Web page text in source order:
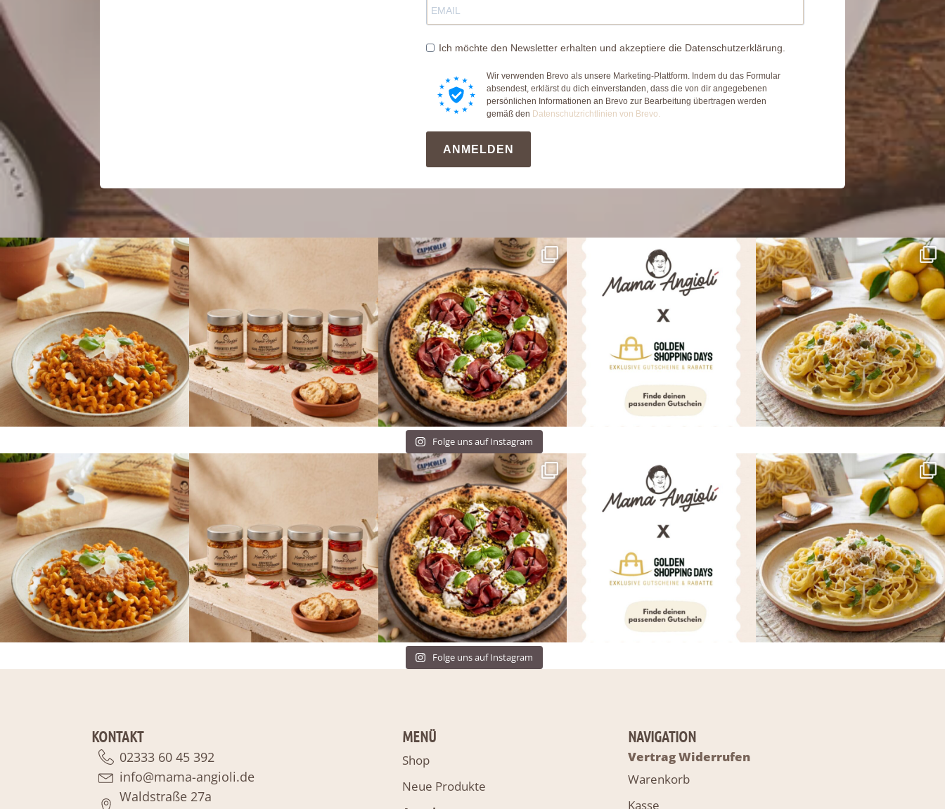
Ich möchte den Newsletter erhalten und akzeptiere die Datenschutzerklärung.
Wir verwenden Brevo als unsere Marketing-Plattform. Indem du das Formular
absendest, erklärst du dich einverstanden, dass die von dir angegebenen
persönlichen Informationen an Brevo zur Bearbeitung übertragen werden
gemäß den Datenschutzrichtlinien von Brevo.
ANMELDEN
Folge uns auf Instagram
Folge uns auf Instagram
KONTAKT
02333 60 45 392
info@mama-angioli.de
Waldstraße 27a
MENÜ
Shop
Neue Produkte
NAVIGATION
Vertrag Widerrufen
Warenkorb
Kasse